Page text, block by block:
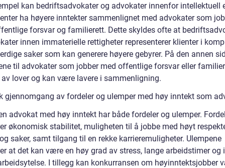
kan bedriftsadvokater og advokater innenfor intellektuell
ha høyere inntekter sammenlignet med advokater som
forsvar og familierett. Dette skyldes ofte at
innen immaterielle rettigheter representerer klienter i
saker som kan generere høyere gebyrer. På den annen
til advokater som jobber med offentlige forsvar eller
lover og kan være lavere i sammenligning.
gjennomgang av fordeler og ulemper med høy inntekt som
advokat med høy inntekt har både fordeler og ulemper.
økonomisk stabilitet, muligheten til å jobbe med høyt
saker, samt tilgang til en rekke karrieremuligheter. Ulempene
at det kan være en høy grad av stress, lange arbeidstimer og
I tillegg kan konkurransen om høyinntektsjobber